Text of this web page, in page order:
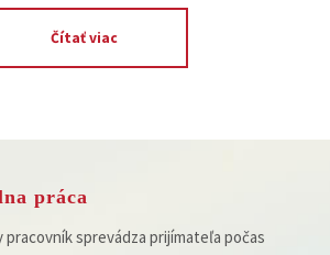
Čítať viac
práca
pracovník sprevádza prijímateľa počas